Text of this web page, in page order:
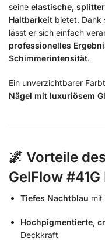
seine elastische,
Haltbarkeit bietet. Dank
lässt er sich einfach
professionelles
Schimmerintensität.
Ein unverzichtbarer
Nägel mit luxuriösem
🌌 Vorteile
GelFlow
Tiefes Nachtblau mit
Hochpigmentierte,
Deckkraft